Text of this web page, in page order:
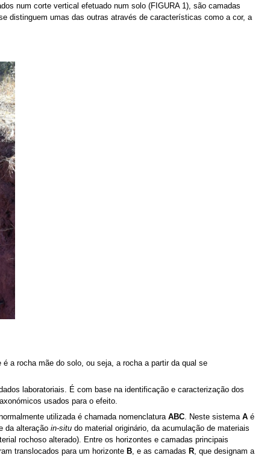
num corte vertical efetuado num solo (FIGURA 1), são camadas
distinguem umas das outras através de características como a cor, a
a rocha mãe do solo, ou seja, a rocha a partir da qual se
laboratoriais. É com base na identificação e caracterização dos
usados para o efeito.
utilizada é chamada nomenclatura ABC . Neste sistema A é
da alteração in-situ do material originário, da acumulação de materiais
rochoso alterado). Entre os horizontes e camadas principais
translocados para um horizonte B , e as camadas R , que designam a